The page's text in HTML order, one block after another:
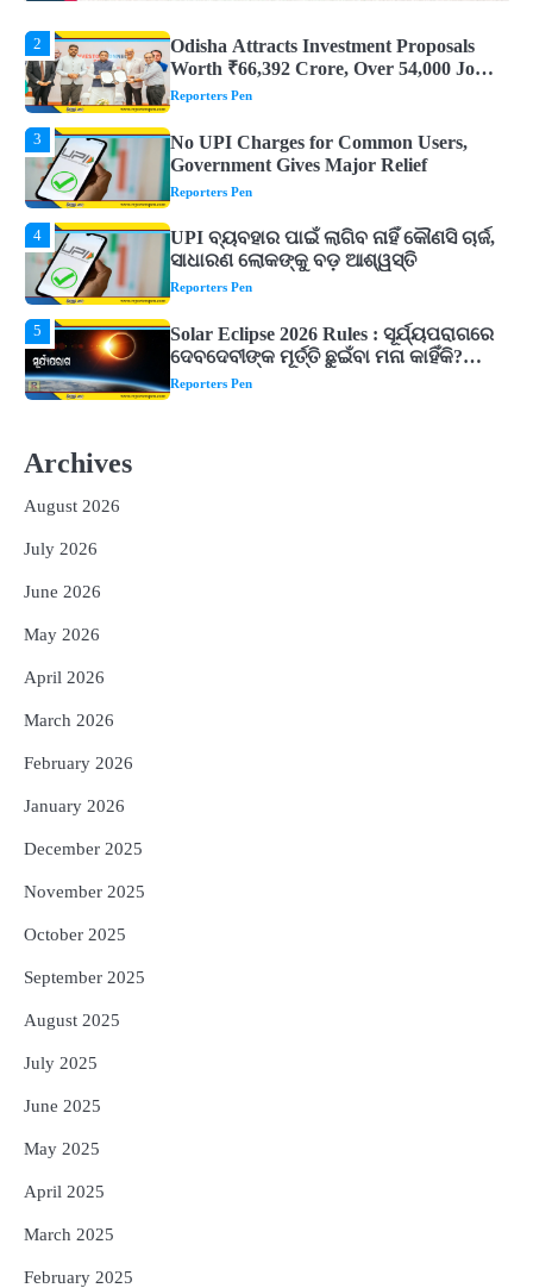
3
No UPI Charges for Common Users,
Government Gives Major Relief
Reporters Pen
4
UPI ବ୍ୟବହାର ପାଇଁ ଲାଗିବ ନାହିଁ କୌଣସି ଚାର୍ଜ,
ସାଧାରଣ ଲୋକଙ୍କୁ ବଡ଼ ଆଶ୍ୱସ୍ତି
Reporters Pen
5
Solar Eclipse 2026 Rules : ସୂର୍ଯ୍ୟପରାଗରେ
ଦେବଦେବୀଙ୍କ ମୂର୍ତ୍ତି ଛୁଇଁବା ମନା କାହିଁକି?
ଜାଣନ୍ତୁ ଏହା ପଛରେ ଥିବା ଧାର୍ମିକ ମାନ୍ୟତା
Reporters Pen
1
Dreaming of Gold, Peacock or Temple?
Know What These 5 Auspicious Dreams
Are Believed to Mean
Reporters Pen
5
Archives
August 2026
July 2026
June 2026
May 2026
April 2026
March 2026
February 2026
January 2026
December 2025
November 2025
October 2025
September 2025
August 2025
July 2025
June 2025
May 2025
April 2025
March 2025
February 2025